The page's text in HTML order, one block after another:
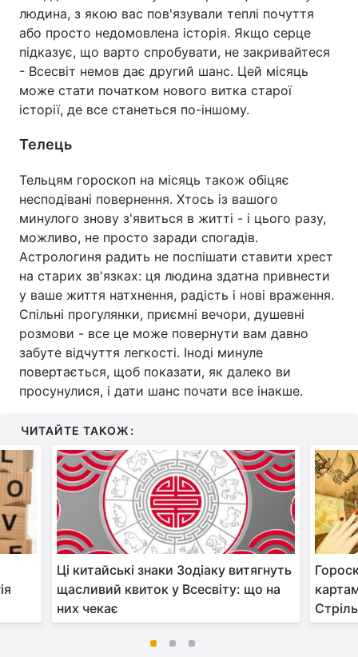
людина, з якою вас пов'язували теплі почуття
або просто недомовлена історія. Якщо серце
підказує, що варто спробувати, не закривайтеся
- Всесвіт немов дає другий шанс. Цей місяць
може стати початком нового витка старої
історії, де все станеться по-іншому.
Телець
Тельцям гороскоп на місяць також обіцяє
несподівані повернення. Хтось із вашого
минулого знову з'явиться в житті - і цього разу,
можливо, не просто заради спогадів.
Астрологиня радить не поспішати ставити хрест
на старих зв'язках: ця людина здатна привнести
у ваше життя натхнення, радість і нові враження.
Спільні прогулянки, приємні вечори, душевні
розмови - все це може повернути вам давно
забуте відчуття легкості. Іноді минуле
повертається, щоб показати, як далеко ви
просунулися, і дати шанс почати все інакше.
ЧИТАЙТЕ ТАКОЖ:
Ці китайські знаки Зодіаку витягнуть
щасливий квиток у Всесвіту: що на
них чекає